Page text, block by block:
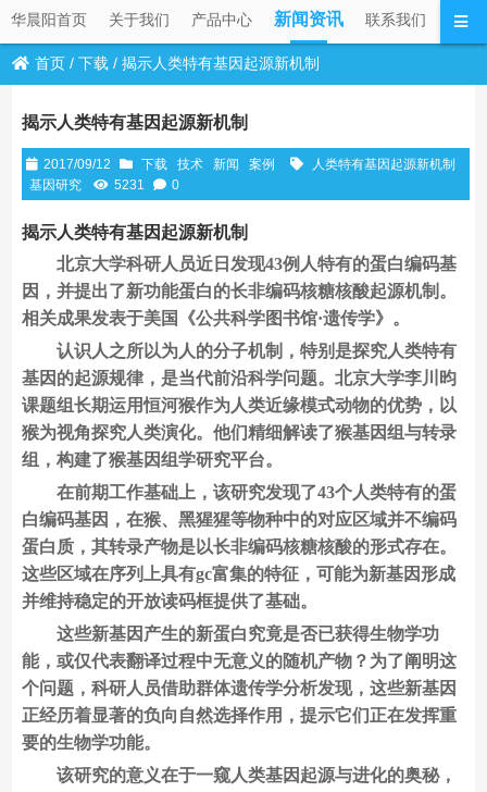
华晨阳首页 关于我们 产品中心 新闻资讯 联系我们
首页 /下载 /揭示人类特有基因起源新机制
揭示人类特有基因起源新机制
2017/09/12 下载 技术 新闻 案例
人类特有基因起源新机制
基因研究
5231 0
揭示人类特有基因起源新机制
北京大学科研人员近日发现43例人特有的蛋白编码基
因，并提出了新功能蛋白的长非编码核糖核酸起源机制。
相关成果发表于美国《公共科学图书馆·遗传学》。
认识人之所以为人的分子机制，特别是探究人类特有
基因的起源规律，是当代前沿科学问题。北京大学李川昀
课题组长期运用恒河猴作为人类近缘模式动物的优势，以
猴为视角探究人类演化。他们精细解读了猴基因组与转录
组，构建了猴基因组学研究平台。
在前期工作基础上，该研究发现了43个人类特有的蛋
白编码基因，在猴、黑猩猩等物种中的对应区域并不编码
蛋白质，其转录产物是以长非编码核糖核酸的形式存在。
这些区域在序列上具有gc富集的特征，可能为新基因形成
并维持稳定的开放读码框提供了基础。
这些新基因产生的新蛋白究竟是否已获得生物学功
能，或仅代表翻译过程中无意义的随机产物？为了阐明这
个问题，科研人员借助群体遗传学分析发现，这些新基因
正经历着显著的负向自然选择作用，提示它们正在发挥重
要的生物学功能。
该研究的意义在于一窥人类基因起源与进化的奥秘，